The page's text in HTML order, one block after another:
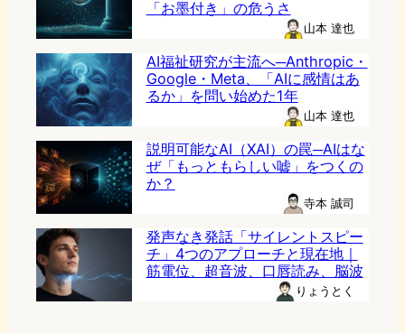
「お墨付き」の危うさ
山本 達也
AI福祉研究が主流へ─Anthropic・
Google・Meta、「AIに感情はあ
るか」を問い始めた1年
山本 達也
説明可能なAI（XAI）の罠─AIはな
ぜ「もっともらしい嘘」をつくの
か？
寺本 誠司
発声なき発話「サイレントスピー
チ」4つのアプローチと現在地｜
筋電位、超音波、口唇読み、脳波
りょうとく